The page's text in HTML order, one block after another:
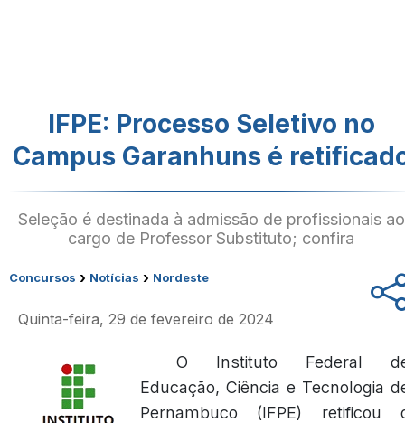
IFPE: Processo Seletivo no
Campus Garanhuns é
Seleção é destinada à admissão de profissionais ao
cargo de Professor Substituto; confira
Concursos › Notícias › Nordeste
Quinta-feira, 29 de fevereiro de 2024
O Instituto Federal
Educação, Ciência e Tecnologia
Pernambuco (IFPE) retificou